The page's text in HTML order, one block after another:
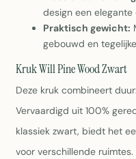
design een
Praktisch gewicht:
gebouwd en
Kruk Will Pine Wood Zwart
Deze kruk combineert
Vervaardigd uit 100%
klassiek zwart, biedt het
voor verschillende